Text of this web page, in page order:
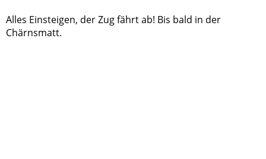
Alles Einsteigen, der Zug fährt ab! Bis bald in der
Chärnsmatt.